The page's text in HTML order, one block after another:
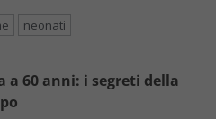
neonati
a 60 anni: i segreti della